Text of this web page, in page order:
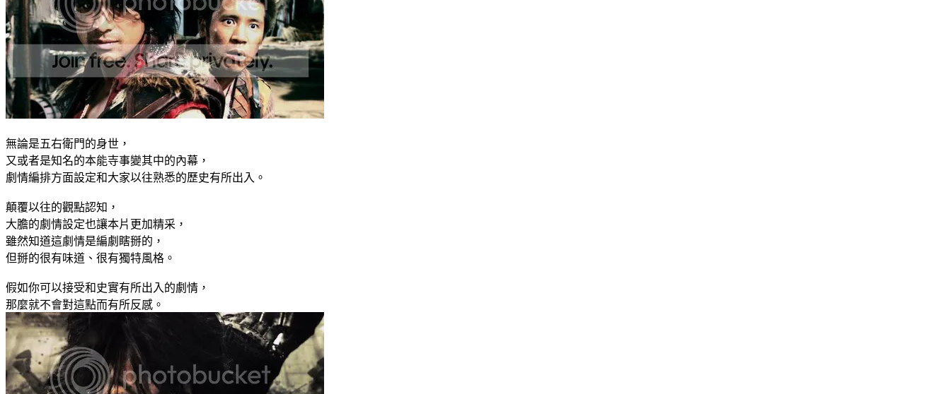
無論是五右衛門的身世，
又或者是知名的本能寺事變其中的內幕，
劇情編排方面設定和大家以往熟悉的歷史有所出入。
顛覆以往的觀點認知，
大膽的劇情設定也讓本片更加精采，
雖然知道這劇情是編劇瞎掰的，
但掰的很有味道、很有獨特風格。
假如你可以接受和史實有所出入的劇情，
那麼就不會對這點而有所反感。